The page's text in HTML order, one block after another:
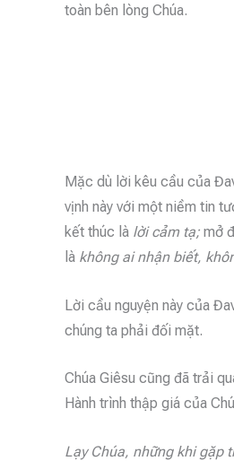
toàn bên lòng Chúa.
Mặc dù lời kêu cầu của
vịnh này với một niềm tin
kết thúc là lời cảm tạ; mở
là không ai nhận biết,
Lời cầu nguyện này của
chúng ta phải đối mặt.
Chúa Giêsu cũng đã trải
Hành trình thập giá của
Lạy Chúa, những khi gặp